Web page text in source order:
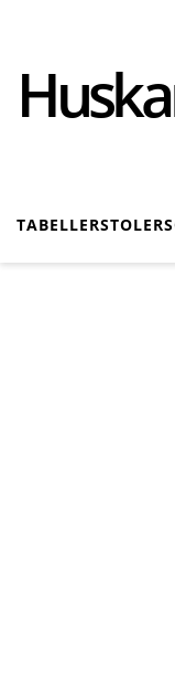
TABELLERSTOLER